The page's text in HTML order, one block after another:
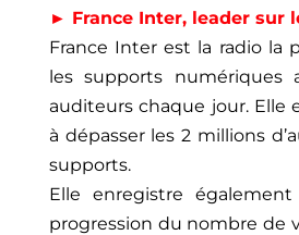
► France Inter, leader sur
France Inter est la radio la
les supports numériques
auditeurs chaque jour. Elle
à dépasser les 2 millions
supports.
Elle enregistre
progression du nombre de